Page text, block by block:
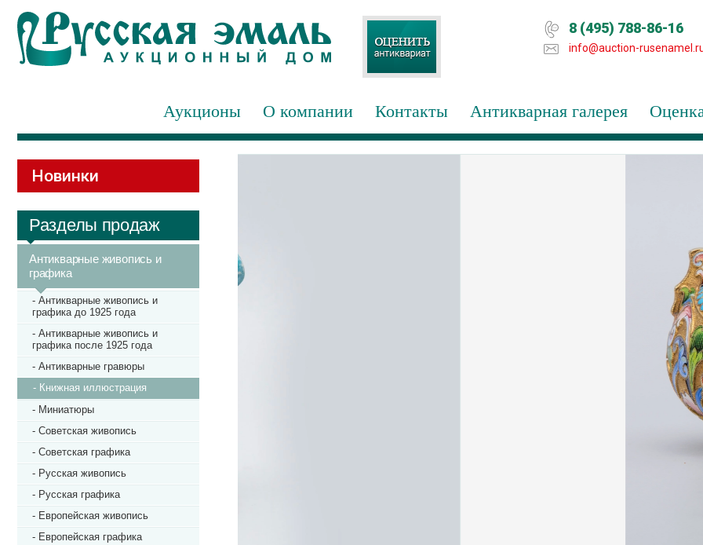
8 (495) 788-86-16
info@auction-
Аукционы О компании Контакты Антикварная галерея
Новинки
Разделы продаж
Антикварные живопись и
графика
- Антикварные живопись и
графика до 1925 года
- Антикварные живопись и
графика после 1925 года
- Антикварные гравюры
- Книжная иллюстрация
- Миниатюры
- Советская живопись
- Советская графика
- Русская живопись
- Русская графика
- Европейская живопись
- Европейская графика